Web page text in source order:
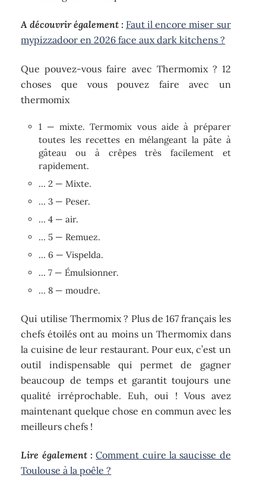
A découvrir également : Faut il encore miser sur
mypizzadoor en 2026 face aux dark kitchens ?
Que pouvez-vous faire avec Thermomix ? 12
choses que vous pouvez faire avec un
thermomix
1 — mixte. Termomix vous aide à préparer
toutes les recettes en mélangeant la pâte à
gâteau ou à crêpes très facilement et
rapidement.
… 2 — Mixte.
… 3 — Peser.
… 4 — air.
… 5 — Remuez.
… 6 — Vispelda.
… 7 — Émulsionner.
… 8 — moudre.
Qui utilise Thermomix ? Plus de 167 français les
chefs étoilés ont au moins un Thermomix dans
la cuisine de leur restaurant. Pour eux, c’est un
outil indispensable qui permet de gagner
beaucoup de temps et garantit toujours une
qualité irréprochable. Euh, oui ! Vous avez
maintenant quelque chose en commun avec les
meilleurs chefs !
Lire également : Comment cuire la saucisse de
Toulouse à la poêle ?